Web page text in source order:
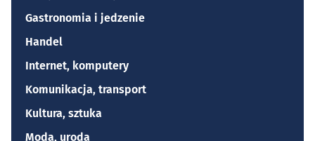
Gastronomia i jedzenie
Handel
Internet, komputery
Komunikacja, transport
Kultura, sztuka
Moda, uroda